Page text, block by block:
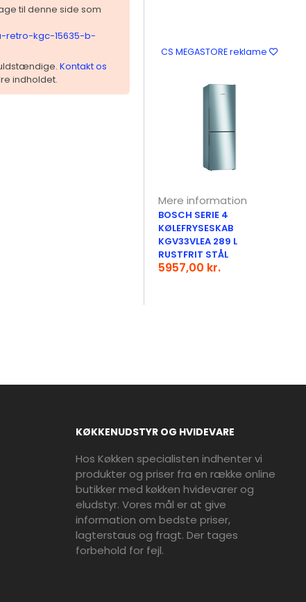
til denne side som
retro-kgc-15635-b-
Kontakt os
indholdet.
CS MEGASTORE reklame
Mere information
BOSCH SERIE 4
KØLEFRYSESKAB
KGV33VLEA 289 L
RUSTFRIT STÅL
5957,00 kr.
KØKKENUDSTYR OG HVIDEVARE
Hos Køkken specialisten indhenter vi
produkter og priser fra en række online
butikker med køkken hvidevarer og
eludstyr. Vores mål er at give
information om bedste priser,
lagterstaus og fragt. Der tages
forbehold for fejl.